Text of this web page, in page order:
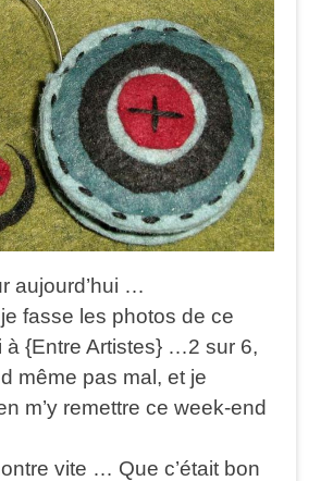
aujourd’hui …
fasse les photos de ce
à {Entre Artistes} …2 sur 6,
même pas mal, et je
m’y remettre ce week-end
vite … Que c’était bon